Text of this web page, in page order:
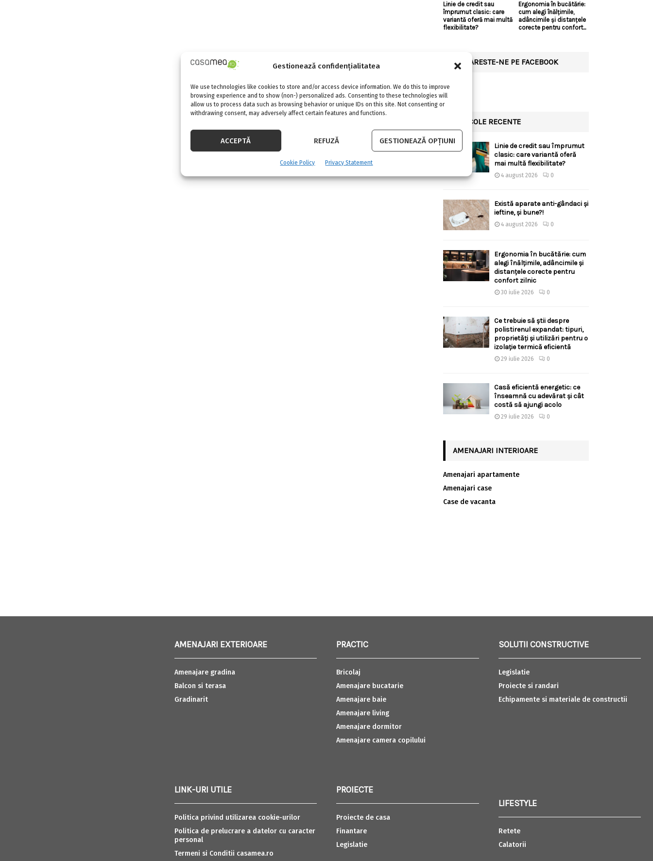
Gestionează confidențialitatea
We use technologies like cookies to store and/or access device information. We do this to improve
browsing experience and to show (non-) personalized ads. Consenting to these technologies will
allow us to process data such as browsing behavior or unique IDs on this site. Not consenting or
withdrawing consent, may adversely affect certain features and functions.
ACCEPTĂ REFUZĂ GESTIONEAZĂ OPȚIUNI
Cookie Policy Privacy Statement
Linie de credit sau
împrumut clasic: care
variantă oferă mai multă
flexibilitate?
Ergonomia în bucătărie:
cum alegi înălțimile,
adâncimile și distanțele
corecte pentru confort...
URMARESTE-NE PE FACEBOOK
ARTICOLE RECENTE
Linie de credit sau împrumut
clasic: care variantă oferă
mai multă flexibilitate?
4 august 2026 0
Există aparate anti-gândaci și
ieftine, și bune?!
4 august 2026 0
Ergonomia în bucătărie: cum
alegi înălțimile, adâncimile și
distanțele corecte pentru
confort zilnic
30 iulie 2026 0
Ce trebuie să știi despre
polistirenul expandat: tipuri,
proprietăți și utilizări pentru o
izolație termică eficientă
29 iulie 2026 0
Casă eficientă energetic: ce
înseamnă cu adevărat și cât
costă să ajungi acolo
29 iulie 2026 0
AMENAJARI INTERIOARE
Amenajari apartamente
Amenajari case
Case de vacanta
AMENAJARI EXTERIOARE
Amenajare gradina
Balcon si terasa
Gradinarit
LINK-URI UTILE
Politica privind utilizarea cookie-urilor
Politica de prelucrare a datelor cu caracter
personal
Termeni si Conditii casamea.ro
PRACTIC
Bricolaj
Amenajare bucatarie
Amenajare baie
Amenajare living
Amenajare dormitor
Amenajare camera copilului
PROIECTE
Proiecte de casa
Finantare
Legislatie
SOLUTII CONSTRUCTIVE
Legislatie
Proiecte si randari
Echipamente si materiale de constructii
LIFESTYLE
Retete
Calatorii